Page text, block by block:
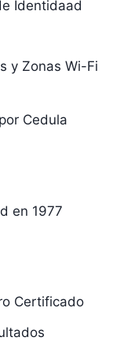
Identidaad
y Zonas Wi-Fi
Cedula
en 1977
Certificado